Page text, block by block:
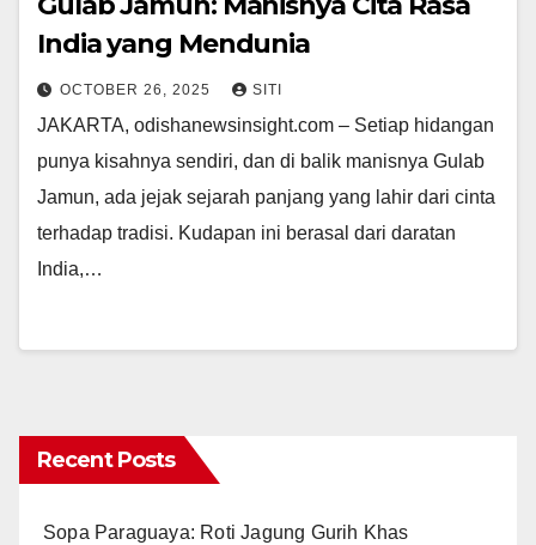
India yang Mendunia
OCTOBER 26, 2025 SITI
JAKARTA, odishanewsinsight.com – Setiap hidangan
punya kisahnya sendiri, dan di balik manisnya Gulab
Jamun, ada jejak sejarah panjang yang lahir dari cinta
terhadap tradisi. Kudapan ini berasal dari daratan
India,…
Recent Posts
Sopa Paraguaya: Roti Jagung Gurih Khas